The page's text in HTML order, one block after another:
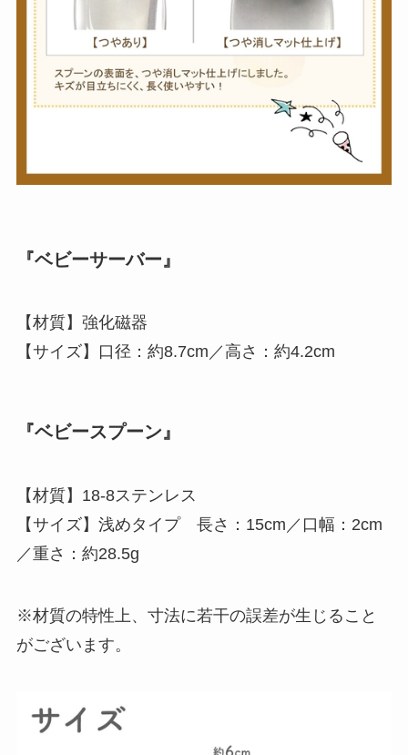
『ベビーサーバー』
【材質】強化磁器
【サイズ】口径：約8.7cm／高さ：約4.2cm
『ベビースプーン』
【材質】18-8ステンレス
【サイズ】浅めタイプ 長さ：15cm／口幅：2cm
／重さ：約28.5g
※材質の特性上、寸法に若干の誤差が生じること
がございます。